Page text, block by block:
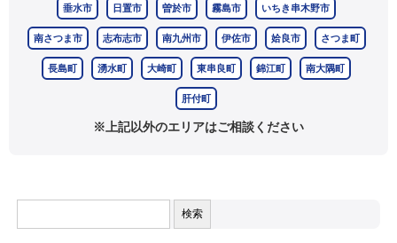
垂水市 日置市 曽於市 霧島市 いちき串木野市
南さつま市 志布志市 南九州市 伊佐市 姶良市 さつま町
長島町 湧水町 大崎町 東串良町 錦江町 南大隅町
肝付町
※上記以外のエリアはご相談ください
索: